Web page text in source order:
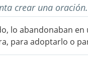
crear una oración.
lo abandonaban
para adoptarlo o